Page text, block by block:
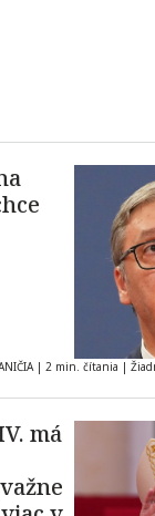
| 2 min. čítania |
má